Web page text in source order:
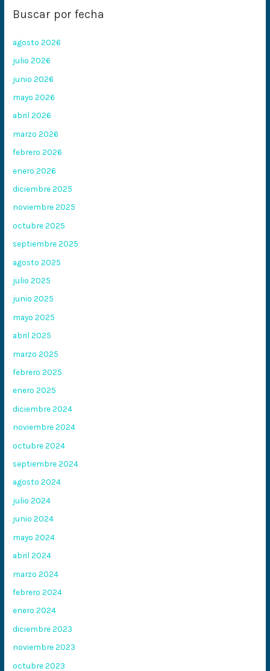
Buscar por fecha
agosto 2026
julio 2026
junio 2026
mayo 2026
abril 2026
marzo 2026
febrero 2026
enero 2026
diciembre 2025
noviembre 2025
octubre 2025
septiembre 2025
agosto 2025
julio 2025
junio 2025
mayo 2025
abril 2025
marzo 2025
febrero 2025
enero 2025
diciembre 2024
noviembre 2024
octubre 2024
septiembre 2024
agosto 2024
julio 2024
junio 2024
mayo 2024
abril 2024
marzo 2024
febrero 2024
enero 2024
diciembre 2023
noviembre 2023
octubre 2023